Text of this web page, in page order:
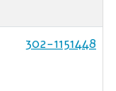
302-1151448